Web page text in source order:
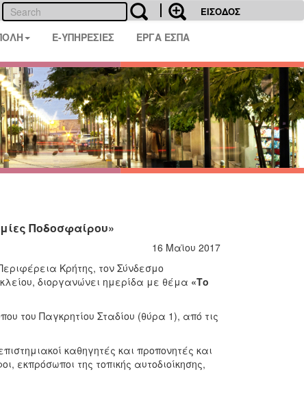
ΕΙΣΟΔΟΣ
E-ΥΠΗΡΕΣΙΕΣ ΕΡΓΑ ΕΣΠΑ
Ποδοσφαίρου»
16 Μαϊου 2017
Κρήτης, τον Σύνδεσμο
διοργανώνει ημερίδα με θέμα «Το
του Παγκρητίου Σταδίου (θύρα 1), από τις
καθηγητές και προπονητές και
της τοπικής αυτοδιοίκησης,